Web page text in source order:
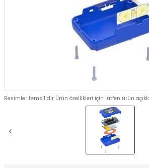
Resimler temsilidir Ürün özellikleri için lütfen ürün